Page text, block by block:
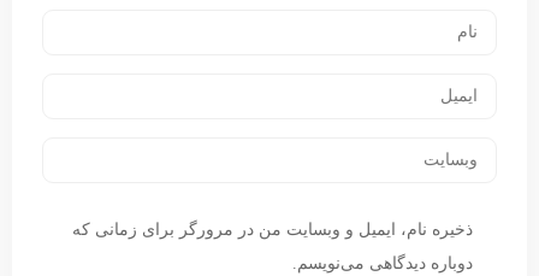
ذخیره نام، ایمیل و وبسایت من در مرورگر برای زمانی که
دوباره دیدگاهی می‌نویسم.